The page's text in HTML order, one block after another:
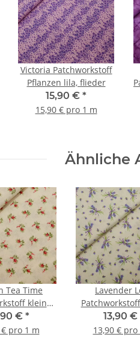
Victoria Patchworkstoff
Pflanzen lila, flieder
15,90 € *
15,90 € pro 1 m
Ähnliche
Tea Time
kleine
rot, grün
€ *
€ pro 1 m
Lavender
Blumen natur,
grün
13,90 €
13,90 € pro